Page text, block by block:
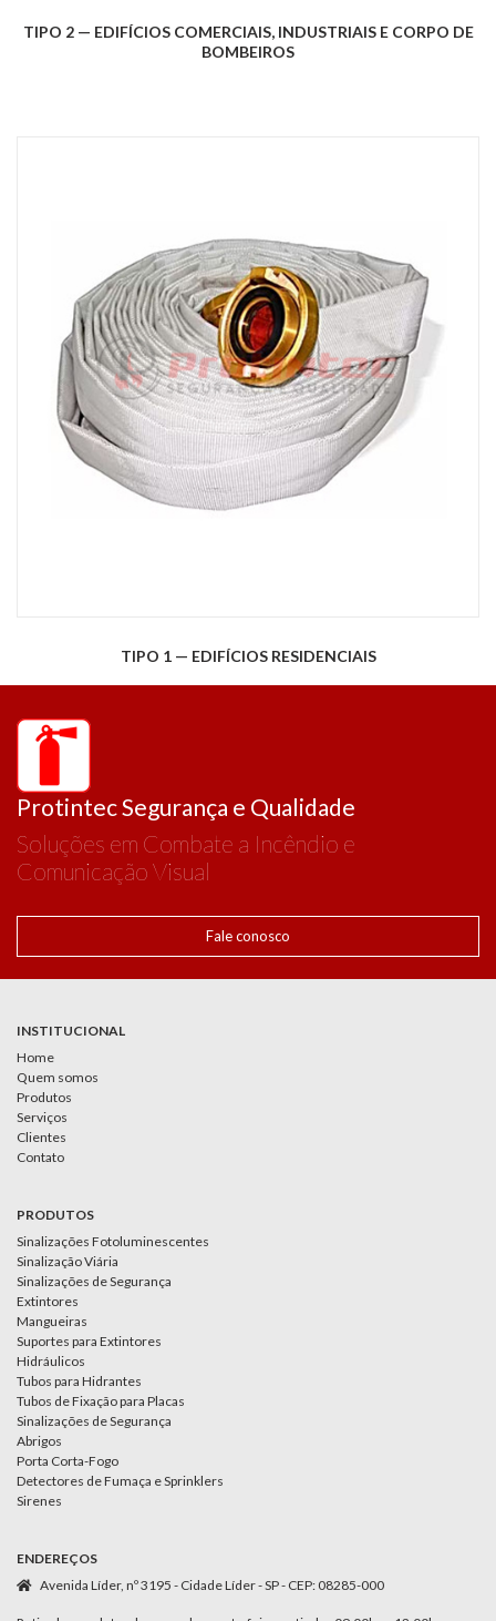
TIPO 2 — EDIFÍCIOS COMERCIAIS, INDUSTRIAIS E CORPO DE
BOMBEIROS
TIPO 1 — EDIFÍCIOS RESIDENCIAIS
Protintec Segurança e Qualidade
Soluções em Combate a Incêndio e
Comunicação Visual
Fale conosco
INSTITUCIONAL
Home
Quem somos
Produtos
Serviços
Clientes
Contato
PRODUTOS
Sinalizações Fotoluminescentes
Sinalização Viária
Sinalizações de Segurança
Extintores
Mangueiras
Suportes para Extintores
Hidráulicos
Tubos para Hidrantes
Tubos de Fixação para Placas
Sinalizações de Segurança
Abrigos
Porta Corta-Fogo
Detectores de Fumaça e Sprinklers
Sirenes
ENDEREÇOS
Avenida Líder, nº 3195 - Cidade Líder - SP - CEP: 08285-000